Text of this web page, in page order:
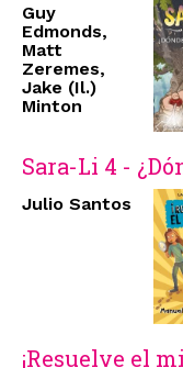
Guy
Edmonds,
Matt
Zeremes,
Jake (Il.)
Minton
Sara-Li 4 -
Julio Santos
¡Resuelve el